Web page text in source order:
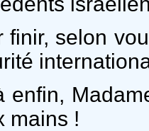
finir, selon
enfin,
mains !